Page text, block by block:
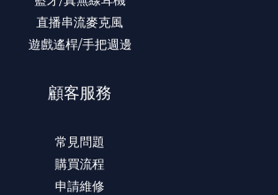
直播串流麥克風
遊戲遙桿/手把週邊
顧客服務
常見問題
購買流程
申請維修